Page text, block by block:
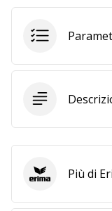
program
Hai
tuo
personale,
blog,
gestisci
Facebook
un
ErimaPiù di